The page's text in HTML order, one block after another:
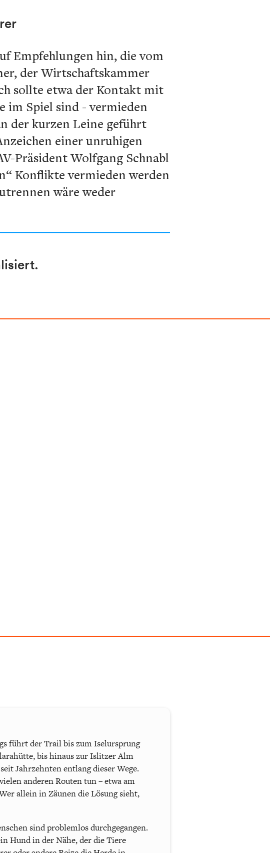
Empfehlungen hin, die vom
der Wirtschaftskammer
sollte etwa der Kontakt mit
im Spiel sind - vermieden
der kurzen Leine geführt
einer unruhigen
Präsident Wolfgang Schnabl
Konflikte vermieden werden
wäre weder
führt der Trail bis zum Iselursprung
bis hinaus zur Islitzer Alm
Jahrzehnten entlang dieser Wege.
anderen Routen tun – etwa am
allein in Zäunen die Lösung sieht,
sind problemlos durchgegangen.
Hund in der Nähe, der die Tiere